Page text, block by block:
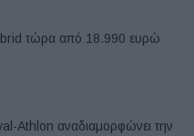
τώρα από 18.990 ευρώ
Athlon αναδιαμορφώνει την